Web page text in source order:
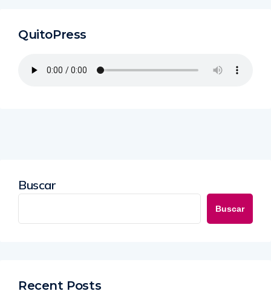
QuitoPress
Buscar
Buscar
Recent Posts